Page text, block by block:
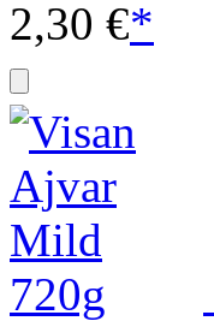
2,30 €*